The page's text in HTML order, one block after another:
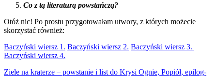
Co z tą literaturą powstańczą?
Otóż nic! Po prostu przygotowałam utwory, z których możecie
skorzystać również:
Baczyński wiersz 1. Baczyński wiersz 2. Baczyński wiersz 3.
Baczyński wiersz 4.
Ziele na kraterze – powstanie i list do Krysi Ognie, Popiół, epilog-